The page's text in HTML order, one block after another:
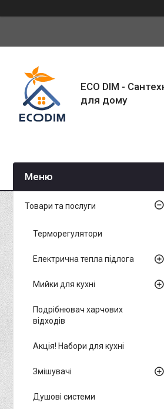
ECO DIM -
для дому
Товари та послуги
Терморегулятори
Електрична тепла підлога
Мийки для кухні
Подрібнювач харчових
відходів
Акція! Набори для кухні
Змішувачі
Душові системи